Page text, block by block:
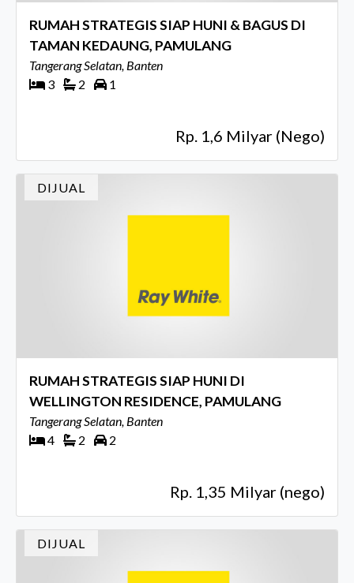
RUMAH STRATEGIS SIAP HUNI & BAGUS DI
TAMAN KEDAUNG, PAMULANG
Tangerang Selatan, Banten
3
2 1
Rp. 1,6 Milyar (Nego)
DIJUAL
RUMAH STRATEGIS SIAP HUNI DI
WELLINGTON RESIDENCE, PAMULANG
Tangerang Selatan, Banten
4
2 2
Rp. 1,35 Milyar (nego)
DIJUAL